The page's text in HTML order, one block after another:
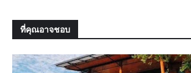
ที่คุณอาจชอบ